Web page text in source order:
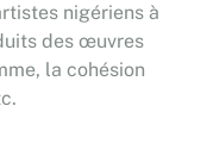
nigériens à
des œuvres
la cohésion